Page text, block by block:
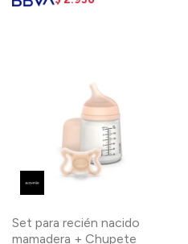
Set para recién nacido
mamadera + Chupete